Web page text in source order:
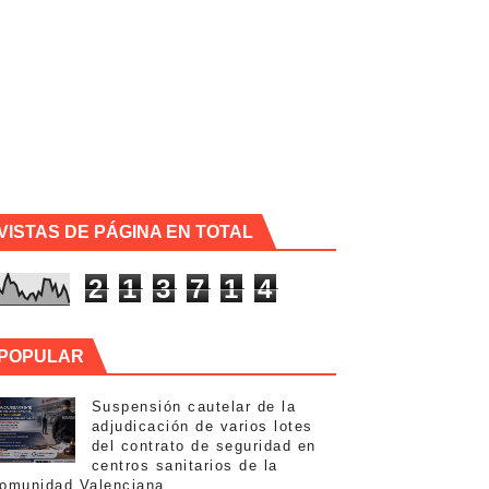
de ahorro público
Ministerio de Defensa
nota de su promoción"
Penitenciarios
DE PÁGINA EN TOTAL
2 1 3 7 1 4
POPULAR
Suspensión cautelar de la
adjudicación de varios lotes
del contrato de seguridad en
centros sanitarios de la
Valenciana